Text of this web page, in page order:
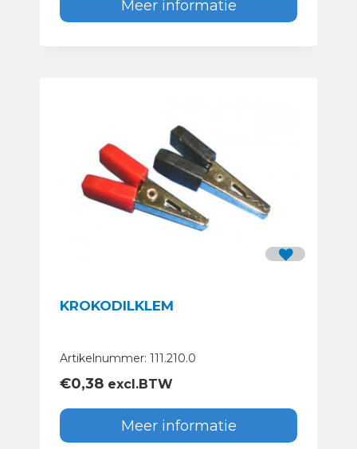
Meer informatie
KROKODILKLEM
Artikelnummer: 111.210.0
€0,38 excl.BTW
Meer informatie